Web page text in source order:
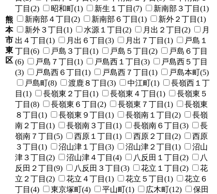
熊
本
市
東
区
丁目(2)
昭和町(1) 新生１丁目(7)
新南部３丁目(1)
新南部４丁目(2)
新南部６丁目(1)
新外２丁目(1)
新外３丁目(1)
水源１丁目(2) 月出２丁目(2)
月
出４丁目(1)
月出６丁目(3) 月出７丁目(1)
戸島１
丁目(6)
戸島３丁目(1) 戸島５丁目(2)
戸島６丁目
(6)
戸島７丁目(1) 戸島西１丁目(3)
戸島西５丁目
(3)
戸島西６丁目(1) 戸島西７丁目(1)
戸島本町(5)
戸島町(8)
渡鹿８丁目(3) 中江町(1)
長嶺西１丁
目(1)
長嶺東２丁目(1) 長嶺東４丁目(1)
長嶺東５
丁目(8)
長嶺東６丁目(2) 長嶺東７丁目(1)
長嶺東
８丁目(1)
長嶺東９丁目(1) 長嶺南１丁目(2)
長嶺
南２丁目(1)
長嶺南３丁目(1) 長嶺南６丁目(3)
長
嶺南７丁目(5)
西原１丁目(1) 西原２丁目(2)
西原
３丁目(1)
沼山津１丁目(3) 沼山津２丁目(1)
沼山
津３丁目(2)
沼山津４丁目(4) 八反田１丁目(2)
八
反田２丁目(9)
八反田３丁目(3) 花立１丁目(2)
花
立２丁目(2)
花立４丁目(1) 花立５丁目(1)
花立６
丁目(4)
東京塚町(4) 平山町(1) 広木町(12)
保田